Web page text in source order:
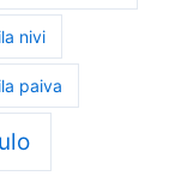
nivi
paiva